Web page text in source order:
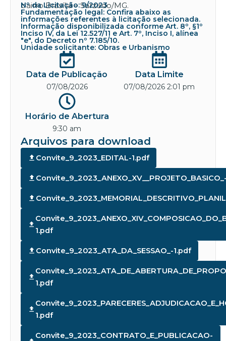
bairro Brasília – Sarzedo/MG.
Nº da Licitação: 9/2023
Fundamentação legal: Confira abaixo as
informações referentes à licitação selecionada.
Informação disponibilizada conforme Art. 8º, §1º
Inciso IV, da Lei 12.527/11 e Art. 7º, Inciso I, alínea
"e", do Decreto nº 7.185/10.
Unidade solicitante: Obras e Urbanismo
Data de Publicação
07/08/2026
Data Limite
07/08/2026 2:01 pm
Horário de Abertura
9:30 am
Arquivos para download
Convite_9_2023_EDITAL-1.pdf
1.pdf
Convite_9_2023_ATA_DA_SESSAO_-1.pdf
1.pdf
1.pdf
Convite_9_2023_CONTRATO_E_PUBLICACAO-